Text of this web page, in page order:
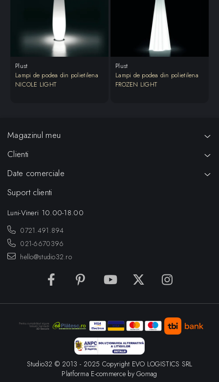
Plust
Lampi de podea din polietilena
NICOLE LIGHT
Plust
Lampi de podea din polietilena
FROZEN LIGHT
Magazinul meu
Clienti
Date comerciale
Suport clienti
Luni-Vineri 10.00-18.00
0721.491.894
021-6670396
hello@studio32.ro
Studio32 © 2013 - 2025 Copyright EVO LOGISTICS SRL
Platforma E-commerce by Gomag